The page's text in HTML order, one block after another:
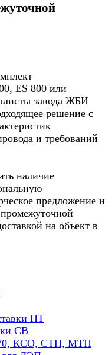
ES 800 или
завода ЖБИ
решение с
и требований
наличие
предложение и
на объект в
ПТ
СВ
КСО, СТП, МТП